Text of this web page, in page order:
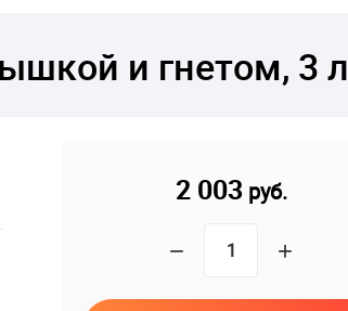
и гнетом, 3 л
2 003 руб.
− +